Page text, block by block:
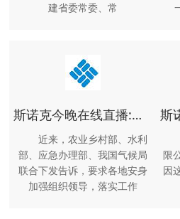
建省委常委、常
斯诺克今晚在线直播:嫩叶草研讨二三线路
近来，农业乡村部、水利
部、应急办理部、我国气候局
联合下发告诉，要求各地安身
加强组织领导，落实工作
限
因